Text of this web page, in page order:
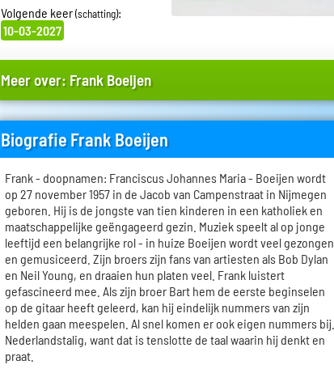
Volgende keer(schatting):
10-03-2027
Meer over: Frank Boeijen
Biografie Frank Boeijen
Frank - doopnamen: Franciscus Johannes Maria - Boeijen wordt
op 27 november 1957 in de Jacob van Campenstraat in Nijmegen
geboren. Hij is de jongste van tien kinderen in een katholiek en
maatschappelijke geëngageerd gezin. Muziek speelt al op jonge
leeftijd een belangrijke rol - in huize Boeijen wordt veel gezongen
en gemusiceerd. Zijn broers zijn fans van artiesten als Bob Dylan
en Neil Young, en draaien hun platen veel. Frank luistert
gefascineerd mee. Als zijn broer Bart hem de eerste beginselen
op de gitaar heeft geleerd, kan hij eindelijk nummers van zijn
helden gaan meespelen. Al snel komen er ook eigen nummers bij.
Nederlandstalig, want dat is tenslotte de taal waarin hij denkt en
praat.